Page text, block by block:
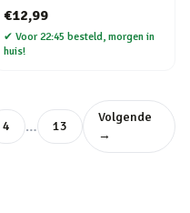
€12,99
✔ Voor 22:45 besteld, morgen in
huis!
4 … 13
Volgende
→